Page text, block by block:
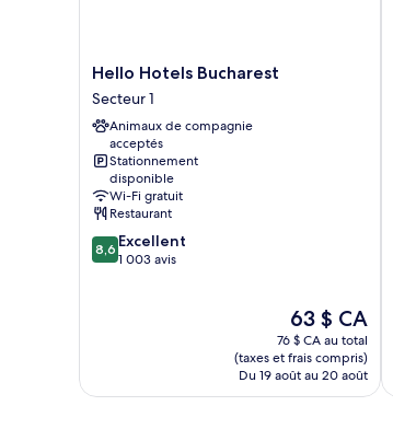
Hello
Hotels
Bucharest
Secteur
Hello Hotels Bucharest
Secteur 1
Animaux de compagnie
acceptés
Stationnement
disponible
Wi-Fi gratuit
Restaurant
8.6
sur
8,6 Excellent
1 003 avis
Le
prix
est
de
63 $ CA
63 $ CA
76 $ CA au total
(taxes et frais compris)
Du 19 août au 20 août